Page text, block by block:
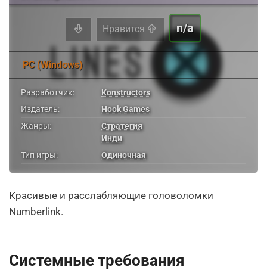
Нравится n/a
PC (Windows)
Разработчик:
Konstructors
Издатель:
Hook Games
Жанры:
Стратегия
Инди
Тип игры:
Одиночная
Красивые и расслабляющие головоломки
Numberlink.
Системные требования